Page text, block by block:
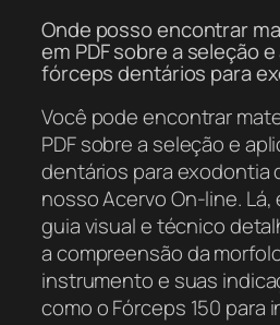
Onde posso encontrar
em PDF sobre a seleção
fórceps dentários para
Você pode encontrar
PDF sobre a seleção e
dentários para exodontia
nosso Acervo On-line.
guia visual e técnico
a compreensão da
instrumento e suas
como o Fórceps 150 para